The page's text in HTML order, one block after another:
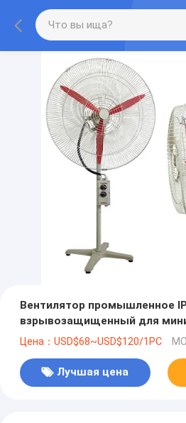
Вентилятор промышленное
взрывозащищенный для
строительной техники
Цена：USD$68~USD$120/1PC
Лучшая цена